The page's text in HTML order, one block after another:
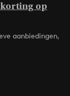
korting op
aanbiedingen,